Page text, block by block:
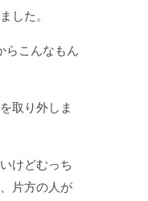
した。
らこんなもん
取り外しま
けどむっち
片方の人が